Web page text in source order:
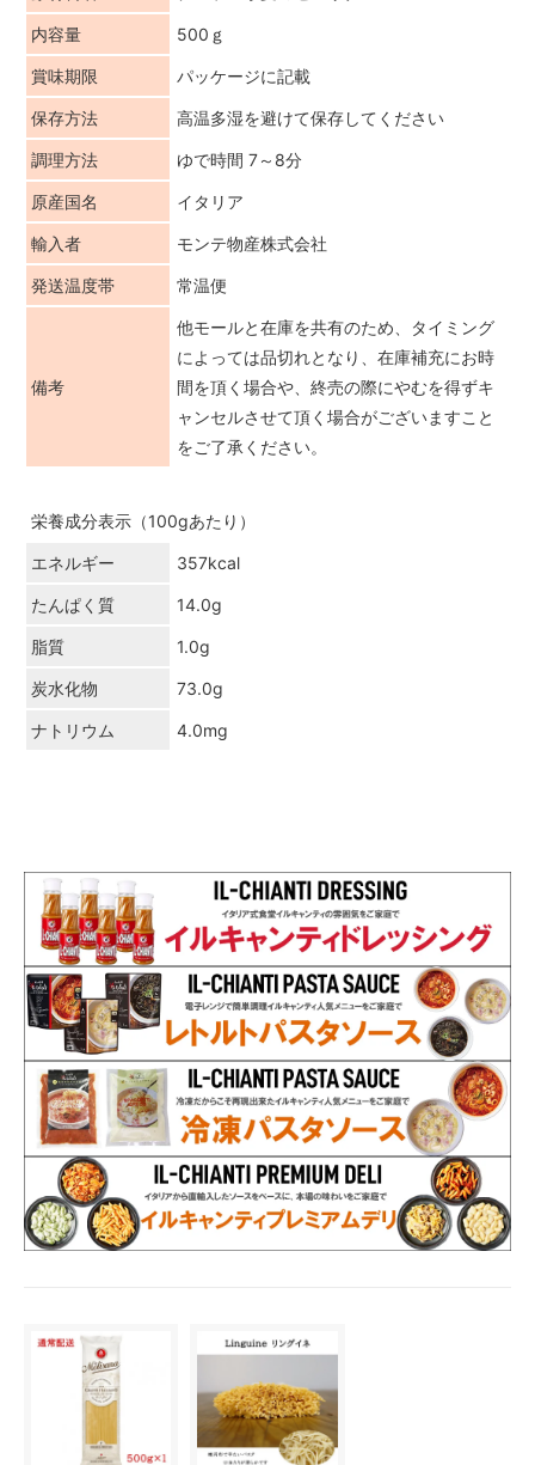
内容量 500ｇ
賞味期限 パッケージに記載
保存方法 高温多湿を避けて保存してください
調理方法 ゆで時間 7～8分
原産国名 イタリア
輸入者 モンテ物産株式会社
発送温度帯 常温便
備考
他モールと在庫を共有のため、タイミング
によっては品切れとなり、在庫補充にお時
間を頂く場合や、終売の際にやむを得ずキ
ャンセルさせて頂く場合がございますこと
をご了承ください。
栄養成分表示（100gあたり）
エネルギー 357kcal
たんぱく質 14.0g
脂質 1.0g
炭水化物 73.0g
ナトリウム 4.0mg